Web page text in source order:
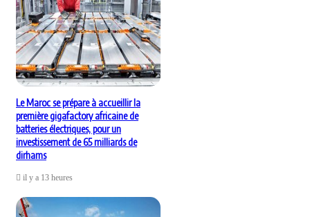
Le Maroc se prépare à accueillir la
première gigafactory africaine de
batteries électriques, pour un
investissement de 65 milliards de
dirhams
il y a 13 heures